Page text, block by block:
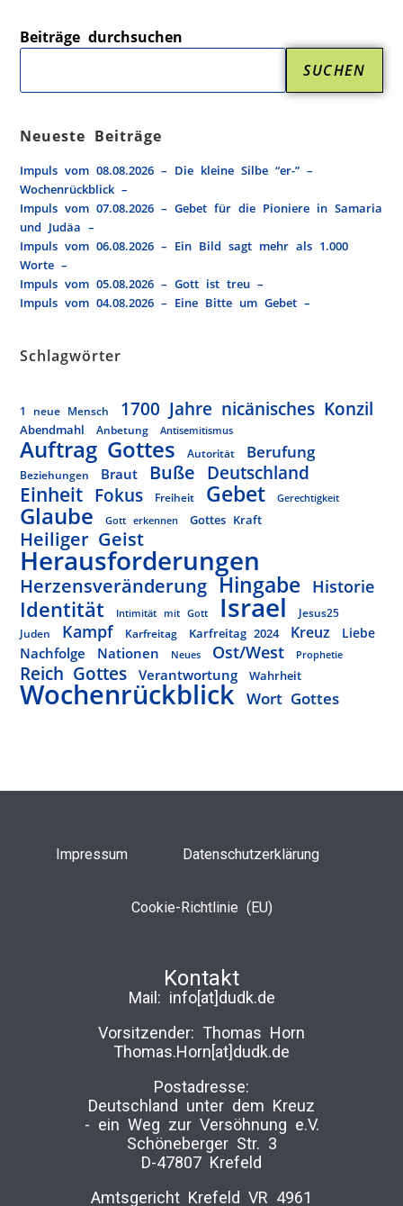
Beiträge durchsuchen
SUCHEN
Neueste Beiträge
Impuls vom 08.08.2026 – Die kleine Silbe “er-” –
Wochenrückblick –
Impuls vom 07.08.2026 – Gebet für die Pioniere in Samaria
und Judäa –
Impuls vom 06.08.2026 – Ein Bild sagt mehr als 1.000
Worte –
Impuls vom 05.08.2026 – Gott ist treu –
Impuls vom 04.08.2026 – Eine Bitte um Gebet –
Schlagwörter
1 neue Mensch 1700 Jahre nicänisches Konzil
Abendmahl Anbetung Antisemitismus
Auftrag Gottes Autorität Berufung
Beziehungen Braut Buße Deutschland
Einheit Fokus Freiheit Gebet Gerechtigkeit
Glaube Gott erkennen Gottes Kraft
Heiliger Geist
Herausforderungen
Herzensveränderung Hingabe Historie
Identität Intimität mit Gott Israel
Jesus25
Juden
Kampf Karfreitag Karfreitag 2024 Kreuz Liebe
Nachfolge Nationen Neues Ost/West Prophetie
Reich Gottes Verantwortung Wahrheit
Wochenrückblick Wort Gottes
Impressum Datenschutzerklärung
Cookie-Richtlinie (EU)
Kontakt
Mail: info[at]dudk.de
Vorsitzender: Thomas Horn
Thomas.Horn[at]dudk.de
Postadresse:
Deutschland unter dem Kreuz
-­ ein Weg zur Versöhnung e.V.
Schöneberger Str. 3
D-47807 Krefeld
Amtsgericht Krefeld VR 4961